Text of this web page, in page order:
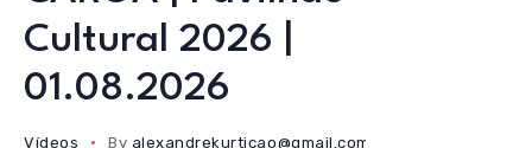
Cultural 2026 |
01.08.2026
Vídeos By alexandrekurticao@gmail.com